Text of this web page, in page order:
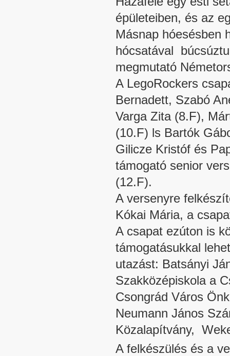
épületeiben, és az
Másnap hóesésben
hócsatával
megmutató
A LegoRockers
Bernadett, Szabó
Varga Zita (8.F),
(10.F) ls Bartók
Gilicze Kristóf és
támogató senior
(12.F).
A versenyre
Kókai Mária, a
A csapat ezúton is
támogatásukkal
utazást: Batsányi
Szakközépiskola a
Csongrád Város
Neumann János
Közalapítvány,
A felkészülés és a